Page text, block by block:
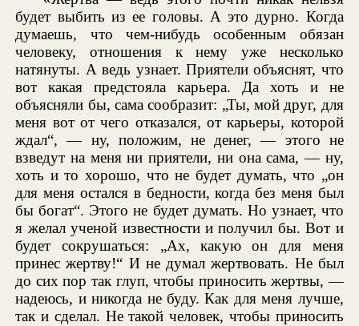
будет выбить из ее головы. А это дурно. Когда
думаешь, что чем-нибудь особенным обязан
человеку, отношения к нему уже несколько
натянуты. А ведь узнает. Приятели объяснят, что
вот какая предстояла карьера. Да хоть и не
объясняли бы, сама сообразит: „Ты, мой друг, для
меня вот от чего отказался, от карьеры, которой
ждал“, — ну, положим, не денег, — этого не
взведут на меня ни приятели, ни она сама, — ну,
хоть и то хорошо, что не будет думать, что „он
для меня остался в бедности, когда без меня был
бы богат“. Этого не будет думать. Но узнает, что
я желал ученой известности и получил бы. Вот и
будет сокрушаться: „Ах, какую он для меня
принес жертву!“ И не думал жертвовать. Не был
до сих пор так глуп, чтобы приносить жертвы, —
надеюсь, и никогда не буду. Как для меня лучше,
так и сделал. Не такой человек, чтобы приносить